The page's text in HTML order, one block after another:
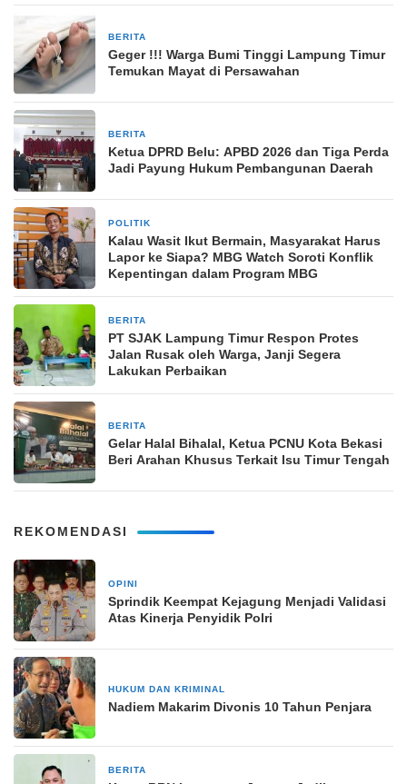
BERITA
Geger !!! Warga Bumi Tinggi Lampung Timur
Temukan Mayat di Persawahan
BERITA
Ketua DPRD Belu: APBD 2026 dan Tiga Perda
Jadi Payung Hukum Pembangunan Daerah
POLITIK
Kalau Wasit Ikut Bermain, Masyarakat Harus
Lapor ke Siapa? MBG Watch Soroti Konflik
Kepentingan dalam Program MBG
BERITA
PT SJAK Lampung Timur Respon Protes
Jalan Rusak oleh Warga, Janji Segera
Lakukan Perbaikan
BERITA
Gelar Halal Bihalal, Ketua PCNU Kota Bekasi
Beri Arahan Khusus Terkait Isu Timur Tengah
REKOMENDASI
OPINI
Sprindik Keempat Kejagung Menjadi Validasi
Atas Kinerja Penyidik Polri
HUKUM DAN KRIMINAL
Nadiem Makarim Divonis 10 Tahun Penjara
BERITA